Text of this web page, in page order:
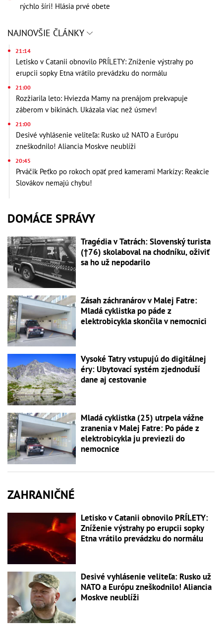
rýchlo šíri! Hlásia prvé obete
NAJNOVŠIE ČLÁNKY
21:14
Letisko v Catanii obnovilo PRÍLETY: Zníženie výstrahy po
erupcii sopky Etna vrátilo prevádzku do normálu
21:00
Rozžiarila leto: Hviezda Mamy na prenájom prekvapuje
záberom v bikinách. Ukázala viac než úsmev!
21:00
Desivé vyhlásenie veliteľa: Rusko už NATO a Európu
zneškodnilo! Aliancia Moskve neublíži
20:45
Prváčik Peťko po rokoch opäť pred kamerami Markízy: Reakcie
Slovákov nemajú chybu!
DOMÁCE SPRÁVY
Tragédia v Tatrách: Slovenský turista
(†76) skolaboval na chodníku, oživiť
sa ho už nepodarilo
Zásah záchranárov v Malej Fatre:
Mladá cyklistka po páde z
elektrobicykla skončila v nemocnici
Vysoké Tatry vstupujú do digitálnej
éry: Ubytovací systém zjednoduší
dane aj cestovanie
Mladá cyklistka (25) utrpela vážne
zranenia v Malej Fatre: Po páde z
elektrobicykla ju previezli do
nemocnice
ZAHRANIČNÉ
Letisko v Catanii obnovilo PRÍLETY:
Zníženie výstrahy po erupcii sopky
Etna vrátilo prevádzku do normálu
Desivé vyhlásenie veliteľa: Rusko už
NATO a Európu zneškodnilo! Aliancia
Moskve neublíži